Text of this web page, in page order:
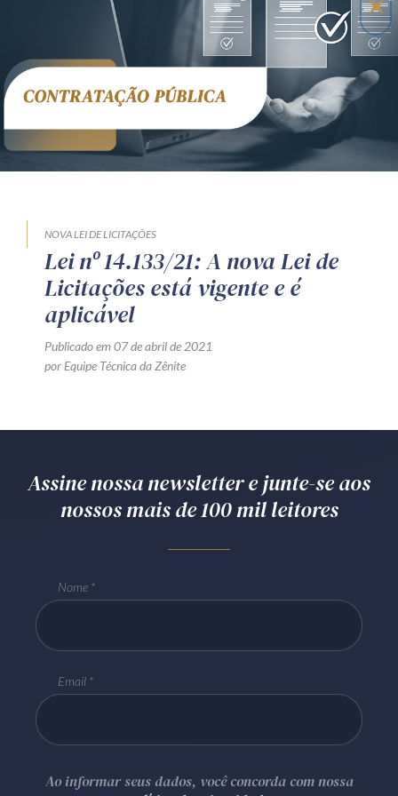
Receba por RSS
Av. Sete de Setembro, 4698
80240-000
Telefone (41) 2109-8666
NOVA LEI DE LICITAÇÕES
Lei nº 14.133/21: A nova Lei de
Licitações está vigente e é
aplicável
Publicado em 07 de abril de 2021
por Equipe Técnica da Zênite
Assine nossa newsletter e junte-se aos
nossos mais de 100 mil leitores
Nome
Email
Ao informar seus dados, você concorda com nossa